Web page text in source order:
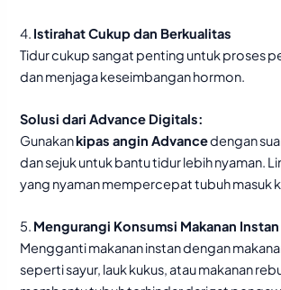
4. Istirahat Cukup dan Berkualitas
Tidur cukup sangat penting untuk proses
dan menjaga keseimbangan hormon.
Solusi dari Advance Digitals:
Gunakankipas angin Advancedengan
dan sejuk untuk bantu tidur lebih nyaman.
yang nyaman mempercepat tubuh masuk
5. Mengurangi Konsumsi Makanan Instan
Mengganti makanan instan dengan
seperti sayur, lauk kukus, atau makanan